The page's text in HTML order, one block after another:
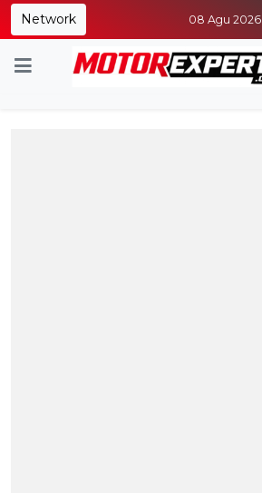
Network 08 Agu 2026